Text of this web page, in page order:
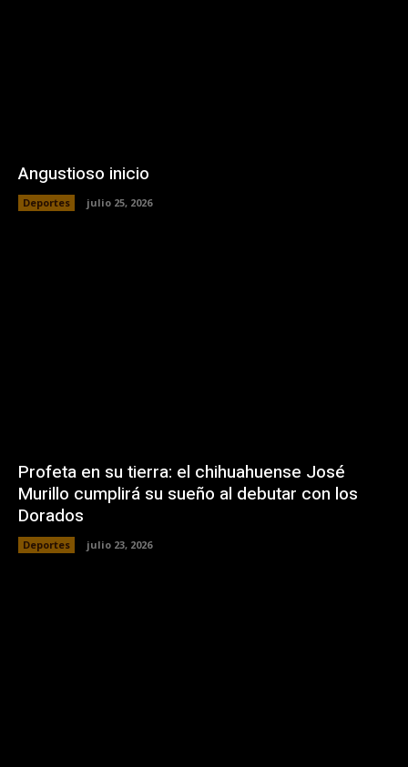
Angustioso inicio
Deportes julio 25, 2026
Profeta en su tierra: el chihuahuense José
Murillo cumplirá su sueño al debutar con los
Dorados
Deportes julio 23, 2026